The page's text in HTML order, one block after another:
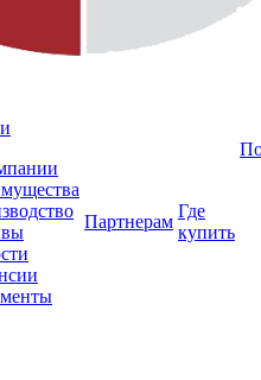
Партнерам
Где
купить